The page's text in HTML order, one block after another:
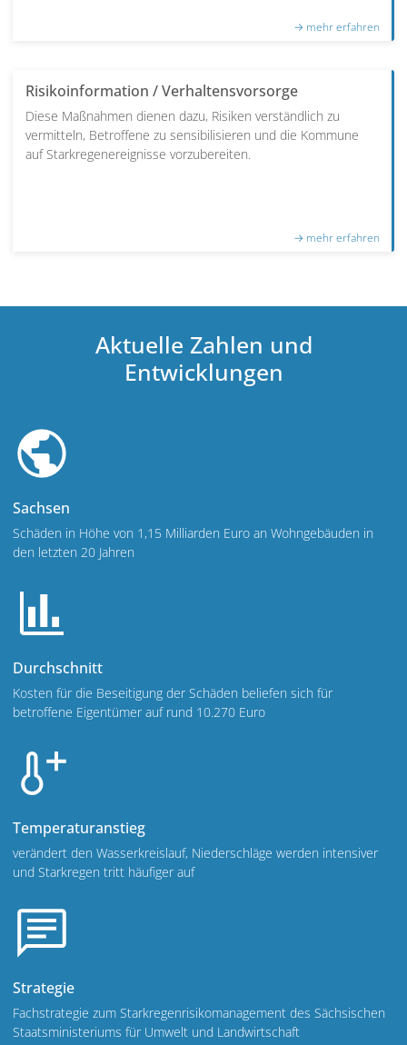
Risikoinformation / Verhaltensvorsorge
Diese Maßnahmen dienen dazu, Risiken verständlich zu
vermitteln, Betroffene zu sensibilisieren und die Kommune
auf Starkregenereignisse vorzubereiten.
Aktuelle Zahlen und
Entwicklungen
Sachsen
Schäden in Höhe von 1,15 Milliarden Euro an Wohngebäuden in
den letzten 20 Jahren
Durchschnitt
Kosten für die Beseitigung der Schäden beliefen sich für
betroffene Eigentümer auf rund 10.270 Euro
Temperaturanstieg
verändert den Wasserkreislauf, Niederschläge werden intensiver
und Starkregen tritt häufiger auf
Strategie
Fachstrategie zum Starkregenrisikomanagement des Sächsischen
Staatsministeriums für Umwelt und Landwirtschaft